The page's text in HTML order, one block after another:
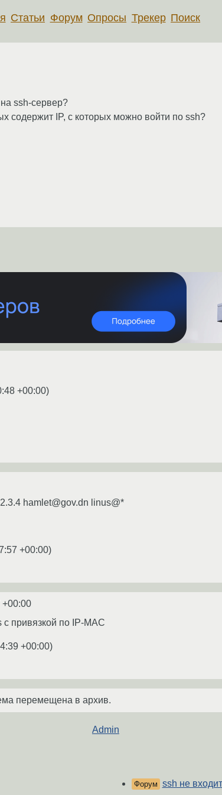
Статьи Форум Опросы Трекер Поиск
ssh-сервер?
содержит IP, с которых можно войти по ssh?
+00:00)
hamlet@gov.dn linus@*
+00:00)
+00:00
с привязкой по IP-MAC
+00:00)
перемещена в архив.
Admin
Форум ssh не